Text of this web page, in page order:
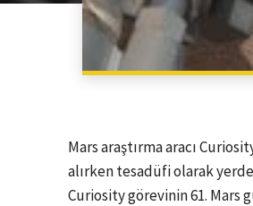
Mars araştırma aracı
alırken tesadüfi olarak
Curiosity görevinin 61. Mars